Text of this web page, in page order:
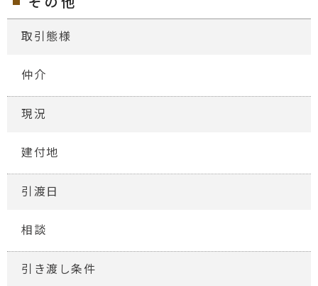
取引態様
仲介
現況
建付地
引渡日
相談
引き渡し条件